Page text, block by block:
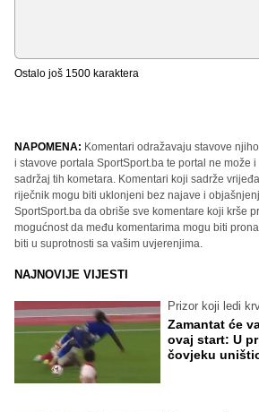
Ostalo još 1500 karaktera
NAPOMENA: Komentari odražavaju stavove
i stavove portala SportSport.ba te portal ne može
sadržaj tih kometara. Komentari koji sadrže
riječnik mogu biti uklonjeni bez najave i
SportSport.ba da obriše sve komentare koji krše
mogućnost da među komentarima mogu biti
biti u suprotnosti sa vašim uvjerenjima.
NAJNOVIJE VIJESTI
Prizor koji ledi
Zamantat će
ovaj start: U
čovjeku